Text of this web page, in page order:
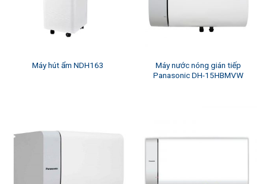
Máy hút ẩm NDH163
Máy nước nóng gián tiếp
Panasonic DH-15HBMVW